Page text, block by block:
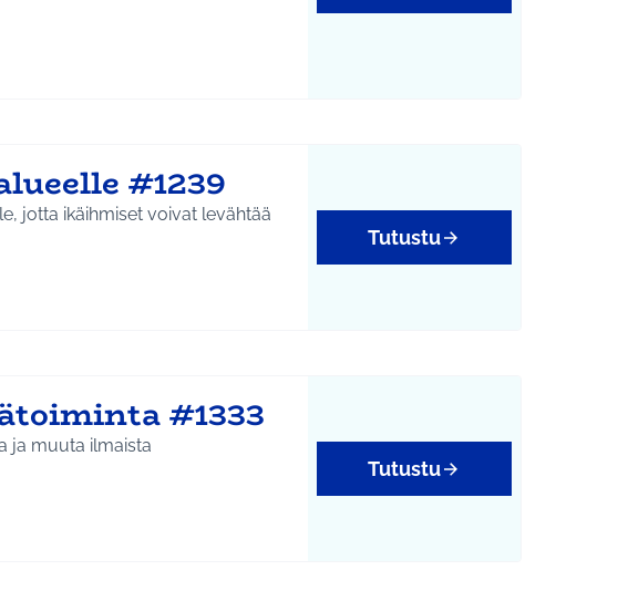
#1239
jotta ikäihmiset voivat levähtää
Tutustu
#1333
ja muuta ilmaista
Tutustu